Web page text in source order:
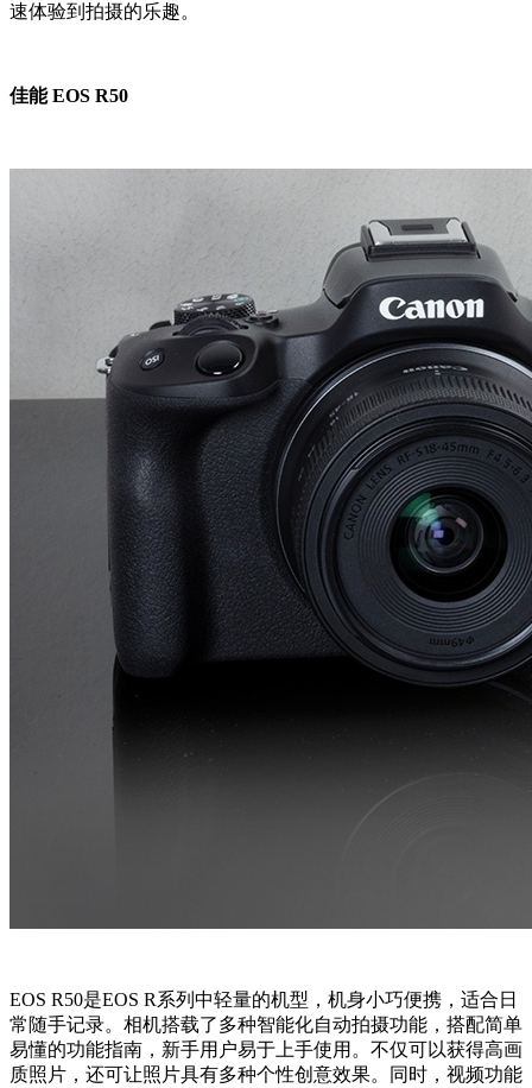
速体验到拍摄的乐趣。
佳能 EOS R50
EOS R50是EOS R系列中轻量的机型，机身小巧便携，适合日
常随手记录。相机搭载了多种智能化自动拍摄功能，搭配简单
易懂的功能指南，新手用户易于上手使用。不仅可以获得高画
质照片，还可让照片具有多种个性创意效果。同时，视频功能